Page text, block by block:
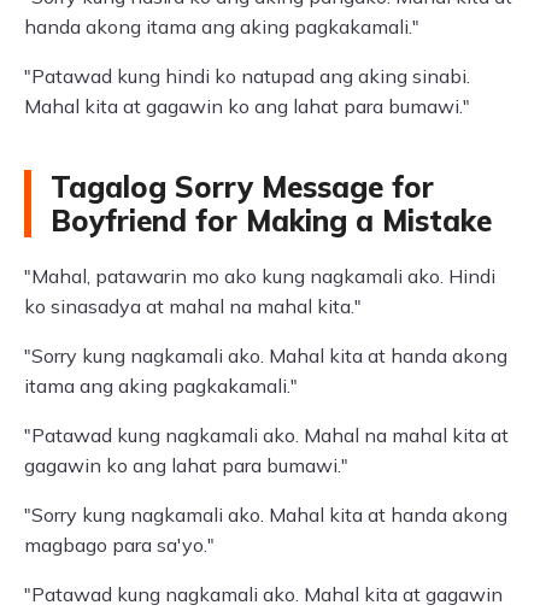
handa akong itama ang aking pagkakamali."
"Patawad kung hindi ko natupad ang aking sinabi.
Mahal kita at gagawin ko ang lahat para bumawi."
Tagalog Sorry Message for
Boyfriend for Making a Mistake
"Mahal, patawarin mo ako kung nagkamali ako. Hindi
ko sinasadya at mahal na mahal kita."
"Sorry kung nagkamali ako. Mahal kita at handa akong
itama ang aking pagkakamali."
"Patawad kung nagkamali ako. Mahal na mahal kita at
gagawin ko ang lahat para bumawi."
"Sorry kung nagkamali ako. Mahal kita at handa akong
magbago para sa'yo."
"Patawad kung nagkamali ako. Mahal kita at gagawin